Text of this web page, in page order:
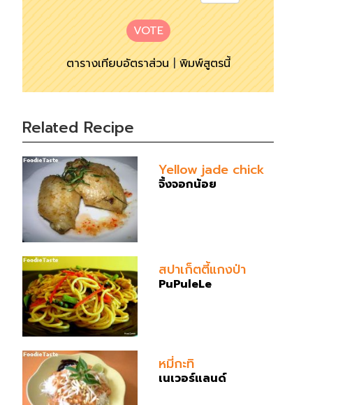
VOTE
ตารางเทียบอัตราส่วน|พิมพ์สูตรนี้
Related Recipe
Yellow jade chick
จิ้งจอกน้อย
สปาเก็ตตี้แกงป่า
PuPuleLe
หมี่กะทิ
เนเวอร์แลนด์